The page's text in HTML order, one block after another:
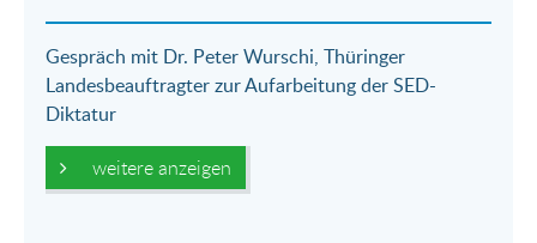
Gespräch mit Dr. Peter Wurschi, Thüringer
Landesbeauftragter zur Aufarbeitung der SED-
Diktatur
weitere anzeigen